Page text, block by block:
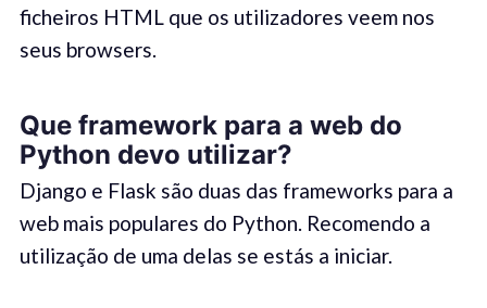
ficheiros HTML que os utilizadores veem nos
seus browsers.
Que framework para a web do
Python devo utilizar?
Django e Flask são duas das frameworks para a
web mais populares do Python. Recomendo a
utilização de uma delas se estás a iniciar.